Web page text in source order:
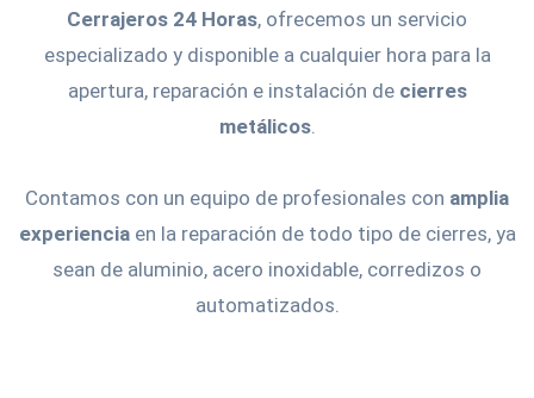
Cerrajeros 24 Horas, ofrecemos un servicio
especializado y disponible a cualquier hora para la
apertura, reparación e instalación de cierres
metálicos.
Contamos con un equipo de profesionales con amplia
experienciaen la reparación de todo tipo de cierres, ya
sean de aluminio, acero inoxidable, corredizos o
automatizados.